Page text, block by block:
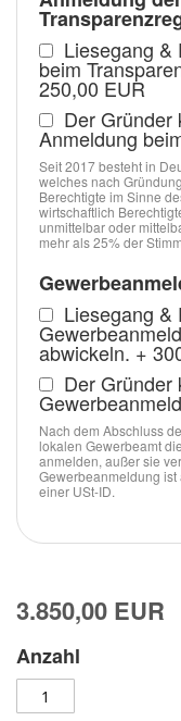
Liesegang &
beim
250,00 EUR
Der Gründer
Anmeldung
Seit 2017 besteht in
welches nach
Berechtigte im Sinne
wirtschaftlich
unmittelbar oder
mehr als 25% der
Liesegang &
abwickeln. +
Der Gründer
Nach dem Abschluss
lokalen Gewerbeamt
anmelden, außer sie
Gewerbeanmeldung
einer USt-ID.
3.850,00 EUR
Anzahl